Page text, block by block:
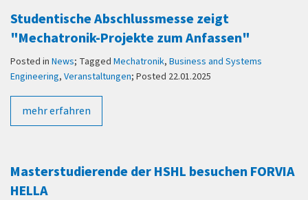
Studentische Abschlussmesse zeigt
"Mechatronik-Projekte zum Anfassen"
Posted in News; Tagged Mechatronik, Business and Systems
Engineering, Veranstaltungen; Posted 22.01.2025
mehr erfahren
Masterstudierende der HSHL besuchen FORVIA
HELLA